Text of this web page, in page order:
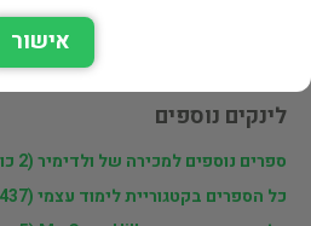
לינקים נוספים
ספרים נוספים למכירה של ולדימיר (2 כותרים)
כל הספרים בקטגוריית לימוד עצמי (437 כותרים)
אישור